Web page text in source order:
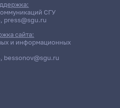
СГУ
, press@sgu.ru
сайта:
и информационных
, bessonov@sgu.ru